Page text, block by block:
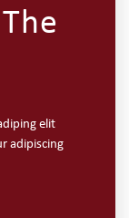
elit
adipiscing